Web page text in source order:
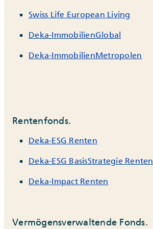
Swiss Life European Living
Deka-ImmobilienGlobal
Deka-ImmobilienMetropolen
Rentenfonds.
Deka-ESG Renten
Deka-ESG BasisStrategie Renten
Deka-Impact Renten
Vermögensverwaltende Fonds.